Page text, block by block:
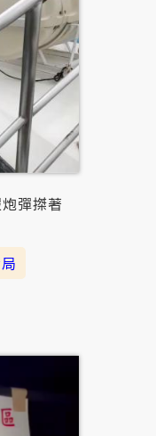
彈搩著